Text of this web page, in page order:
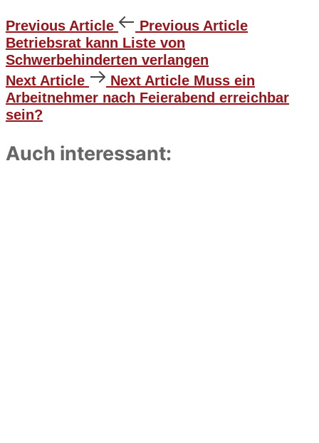
Previous Article
Previous Article
Betriebsrat kann Liste von
Schwerbehinderten verlangen
Next Article
Next Article Muss ein
Arbeitnehmer nach Feierabend erreichbar
sein?
Auch interessant: